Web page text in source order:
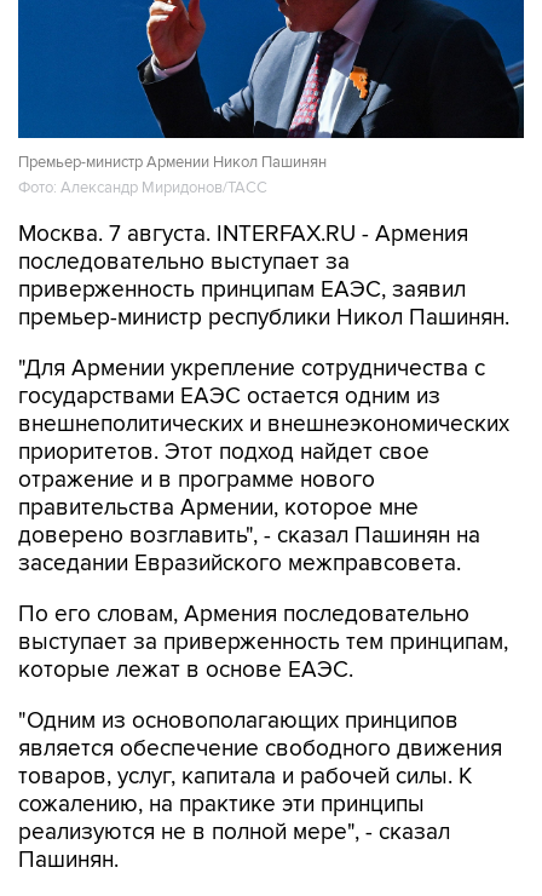
Премьер-министр Армении Никол Пашинян
Фото: Александр Миридонов/ТАСС
Москва. 7 августа. INTERFAX.RU - Армения
последовательно выступает за
приверженность принципам ЕАЭС, заявил
премьер-министр республики Никол Пашинян.
"Для Армении укрепление сотрудничества с
государствами ЕАЭС остается одним из
внешнеполитических и внешнеэкономических
приоритетов. Этот подход найдет свое
отражение и в программе нового
правительства Армении, которое мне
доверено возглавить", - сказал Пашинян на
заседании Евразийского межправсовета.
По его словам, Армения последовательно
выступает за приверженность тем принципам,
которые лежат в основе ЕАЭС.
"Одним из основополагающих принципов
является обеспечение свободного движения
товаров, услуг, капитала и рабочей силы. К
сожалению, на практике эти принципы
реализуются не в полной мере", - сказал
Пашинян.